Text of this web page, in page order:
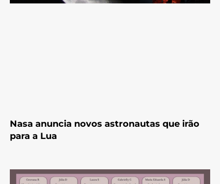
Nasa anuncia novos astronautas que irão
para a Lua